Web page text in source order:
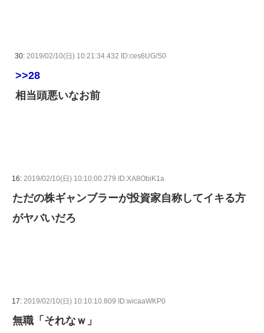
30: 2019/02/10(日) 10:21:34.432 ID:ces6UG/S0
>>28
相当頭悪いなお前
16: 2019/02/10(日) 10:10:00.279 ID:XA8ObiK1a
ただの株ギャンブラーが投資家自称してイキる方
がヤバいだろ
17: 2019/02/10(日) 10:10:10.809 ID:wicaaWKP0
無職「それなｗ」